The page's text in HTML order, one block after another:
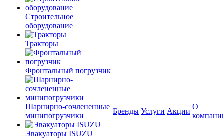
Строительное
оборудование
Тракторы
Фронтальный погрузчик
Шарнирно-сочлененные
минипогрузчики
Эвакуаторы ISUZU
Бренды Услуги Акции
О